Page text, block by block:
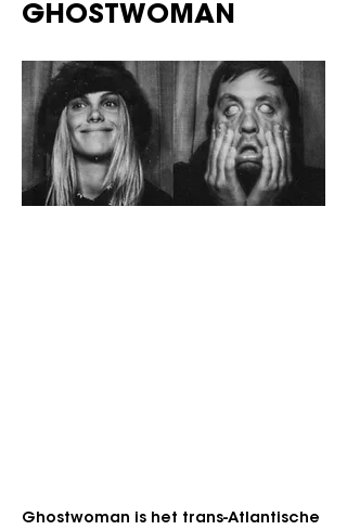
GHOSTWOMAN
Ghostwoman is het trans-Atlantische